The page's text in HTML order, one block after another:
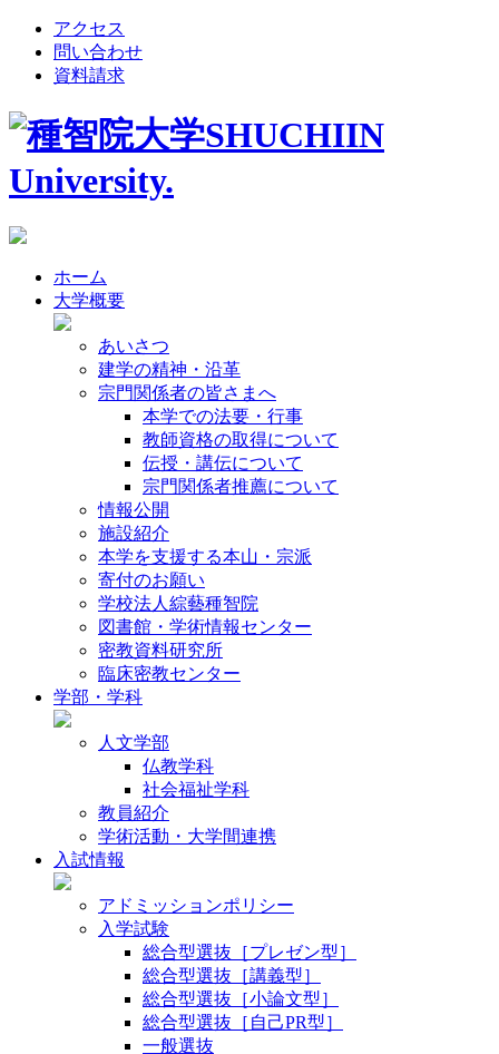
アクセス
問い合わせ
資料請求
ホーム
大学概要
あいさつ
建学の精神・沿革
宗門関係者の皆さまへ
本学での法要・行事
教師資格の取得について
伝授・講伝について
宗門関係者推薦について
情報公開
施設紹介
本学を支援する本山・宗派
寄付のお願い
学校法人綜藝種智院
図書館・学術情報センター
密教資料研究所
臨床密教センター
学部・学科
人文学部
仏教学科
社会福祉学科
教員紹介
学術活動・大学間連携
入試情報
アドミッションポリシー
入学試験
総合型選抜［プレゼン型］
総合型選抜［講義型］
総合型選抜［小論文型］
総合型選抜［自己PR型］
一般選抜